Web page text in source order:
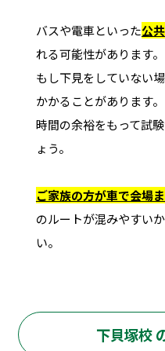
バスや電車といった公
れる可能性があります。
もし下見をしていない
かかることがあります。
時間の余裕をもって試
ょう。
ご家族の方が車で会場
のルートが混みやすい
い。
下貝塚校